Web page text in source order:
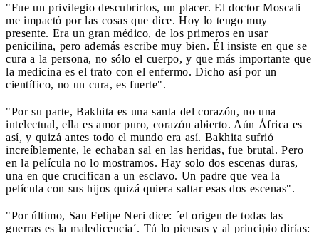
"Fue un privilegio descubrirlos, un placer. El doctor Moscati
me impactó por las cosas que dice. Hoy lo tengo muy
presente. Era un gran médico, de los primeros en usar
penicilina, pero además escribe muy bien. Él insiste en que se
cura a la persona, no sólo el cuerpo, y que más importante que
la medicina es el trato con el enfermo. Dicho así por un
científico, no un cura, es fuerte".
"Por su parte, Bakhita es una santa del corazón, no una
intelectual, ella es amor puro, corazón abierto. Aún África es
así, y quizá antes todo el mundo era así. Bakhita sufrió
increíblemente, le echaban sal en las heridas, fue brutal. Pero
en la película no lo mostramos. Hay solo dos escenas duras,
una en que crucifican a un esclavo. Un padre que vea la
película con sus hijos quizá quiera saltar esas dos escenas".
"Por último, San Felipe Neri dice: ´el origen de todas las
guerras es la maledicencia´. Tú lo piensas y al principio dirías: